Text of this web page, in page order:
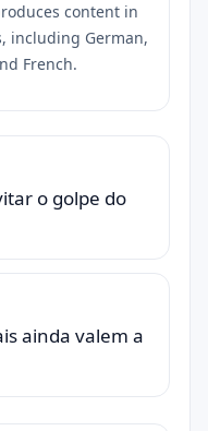
content in
including German,
French.
o golpe do
ainda valem a